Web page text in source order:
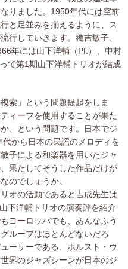
りました。1950年代には空前
と足並みを揃えるように、ス
行していきます。穐吉敏子、
年には山下洋輔（Pf.）、中村
て第1期山下洋輔トリオが結成
索」という問題提起をしま
ィーフを使用することが果た
、という問題です。日本でジ
から日本の民謡のメロディを
子による和楽器を用いたジャ
果たしてそうした作品だけが
のでしょうか。
オの活動であると吉成先生は
下洋輔トリオの演奏評を紹介
ヨーロッパでも、あんなふう
ループはほとんどないだろ
ーサーである、ホルスト・ウ
界のジャズシーンが日本のジ